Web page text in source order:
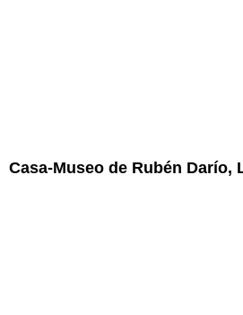
Casa-Museo de Rubén Darío,